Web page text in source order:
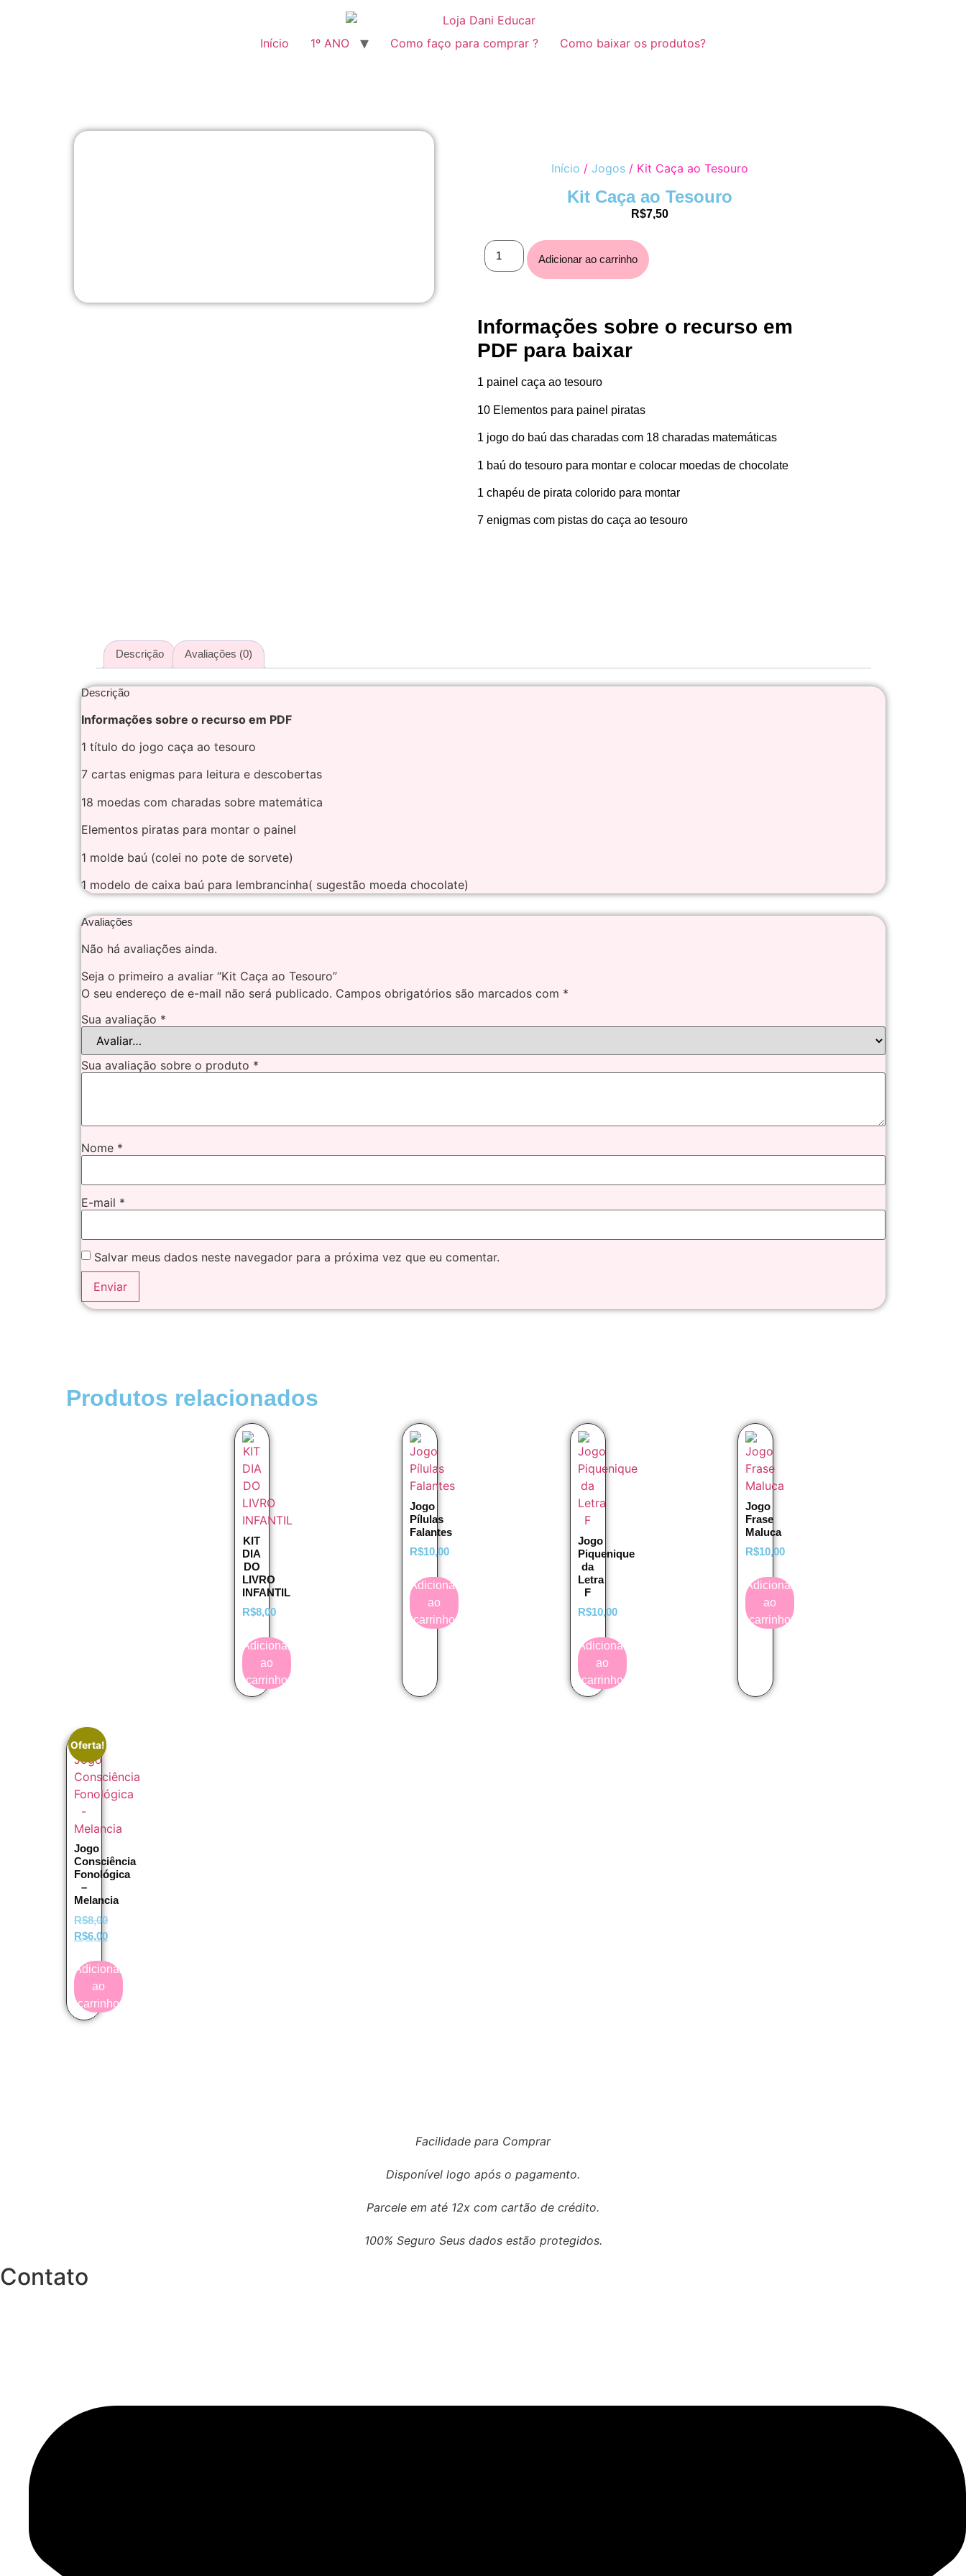
Início 1º ANO Como faço para comprar ? Como baixar os produtos?
Início / Jogos/ Kit Caça ao Tesouro
Kit Caça ao Tesouro
R$7,50
Adicionar ao carrinho
Informações sobre o recurso em
PDF para baixar
1 painel caça ao tesouro
10 Elementos para painel piratas
1 jogo do baú das charadas com 18 charadas matemáticas
1 baú do tesouro para montar e colocar moedas de chocolate
1 chapéu de pirata colorido para montar
7 enigmas com pistas do caça ao tesouro
Descrição Avaliações (0)
Descrição
Informações sobre o recurso em PDF
1 título do jogo caça ao tesouro
7 cartas enigmas para leitura e descobertas
18 moedas com charadas sobre matemática
Elementos piratas para montar o painel
1 molde baú (colei no pote de sorvete)
1 modelo de caixa baú para lembrancinha( sugestão moeda chocolate)
Avaliações
Não há avaliações ainda.
Seja o primeiro a avaliar “Kit Caça ao Tesouro”
O seu endereço de e-mail não será publicado. Campos obrigatórios são marcados com *
Sua avaliação *
Sua avaliação sobre o produto *
Nome *
E-mail *
Salvar meus dados neste navegador para a próxima vez que eu comentar.
Produtos relacionados
KIT
DIA
DO
LIVRO
INFANTIL
R$8,00
Adicionar
ao
carrinho
Jogo
Pílulas
Falantes
R$10,00
Adicionar
ao
carrinho
Jogo
Piquenique
da
Letra
F
R$10,00
Adicionar
ao
carrinho
Jogo
Frase
Maluca
R$10,00
Adicionar
ao
carrinho
Oferta!
Jogo
Consciência
Fonológica
–
Melancia
R$8,00
R$6,00
Adicionar
ao
carrinho
Facilidade para Comprar
Disponível logo após o pagamento.
Parcele em até 12x com cartão de crédito.
100% Seguro Seus dados estão protegidos.
Contato